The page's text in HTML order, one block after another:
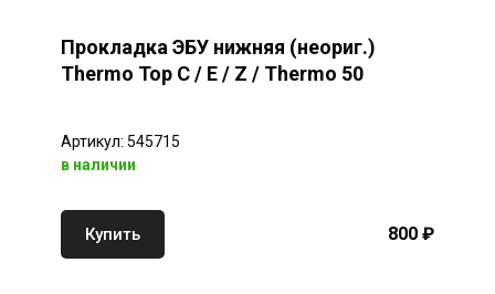
Прокладка ЭБУ нижняя (неориг.)
Thermo Top C / E / Z / Thermo 50
Артикул: 545715
в наличии
Купить 800 ₽